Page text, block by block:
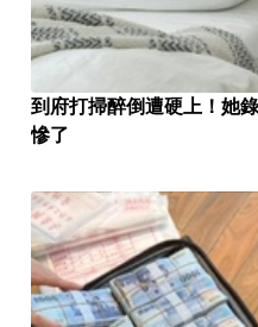
到府打掃醉倒遭硬上！她
慘了